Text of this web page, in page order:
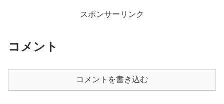
スポンサーリンク
コメント
コメントを書き込む